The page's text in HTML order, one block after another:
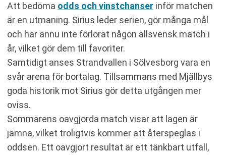
Att bedöma odds och vinstchanser inför matchen
är en utmaning. Sirius leder serien, gör många mål
och har ännu inte förlorat någon allsvensk match i
år, vilket gör dem till favoriter.
Samtidigt anses Strandvallen i Sölvesborg vara en
svår arena för bortalag. Tillsammans med Mjällbys
goda historik mot Sirius gör detta utgången mer
oviss.
Sommarens oavgjorda match visar att lagen är
jämna, vilket troligtvis kommer att återspeglas i
oddsen. Ett oavgjort resultat är ett tänkbart utfall,